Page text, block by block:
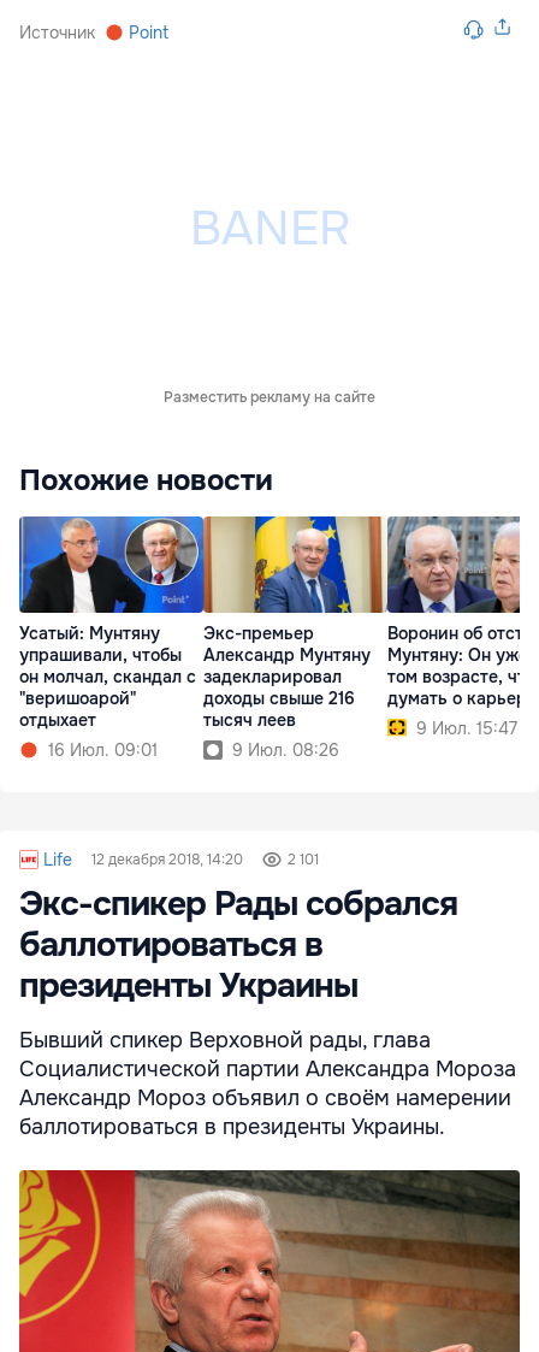
Источник Point
Разместить рекламу на сайте
Похожие новости
Усатый: Мунтяну
упрашивали, чтобы
он молчал, скандал с
"веришоарой"
отдыхает
16 Июл. 09:01
Экс-премьер
Александр Мунтяну
задекларировал
доходы свыше 216
тысяч леев
9 Июл. 08:26
Воронин об
Мунтяну: Он уже
том возрасте,
думать о карьере
9 Июл. 15:47
Life 12 декабря 2018, 14:20 2 101
Экс-спикер Рады собрался
баллотироваться в
президенты Украины
Бывший спикер Верховной рады, глава
Социалистической партии Александра Мороза
Александр Мороз объявил о своём намерении
баллотироваться в президенты Украины.